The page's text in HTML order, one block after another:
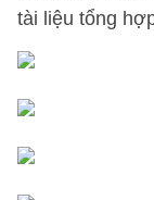
tài liệu tổng